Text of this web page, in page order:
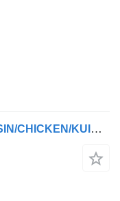
Renault PREMIUM 300DXI+POUSSIN/CHICKEN/KUIKEN/KÛKEN+DHOLLANDIA